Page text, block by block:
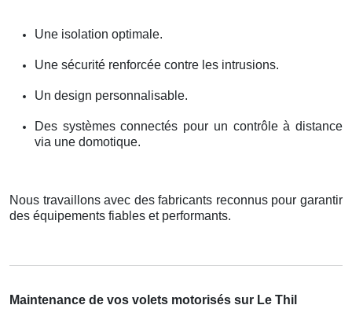
Une isolation optimale.
Une sécurité renforcée contre les intrusions.
Un design personnalisable.
Des systèmes connectés pour un contrôle à distance
via une domotique.
Nous travaillons avec des fabricants reconnus pour garantir
des équipements fiables et performants.
Maintenance de vos volets motorisés sur Le Thil